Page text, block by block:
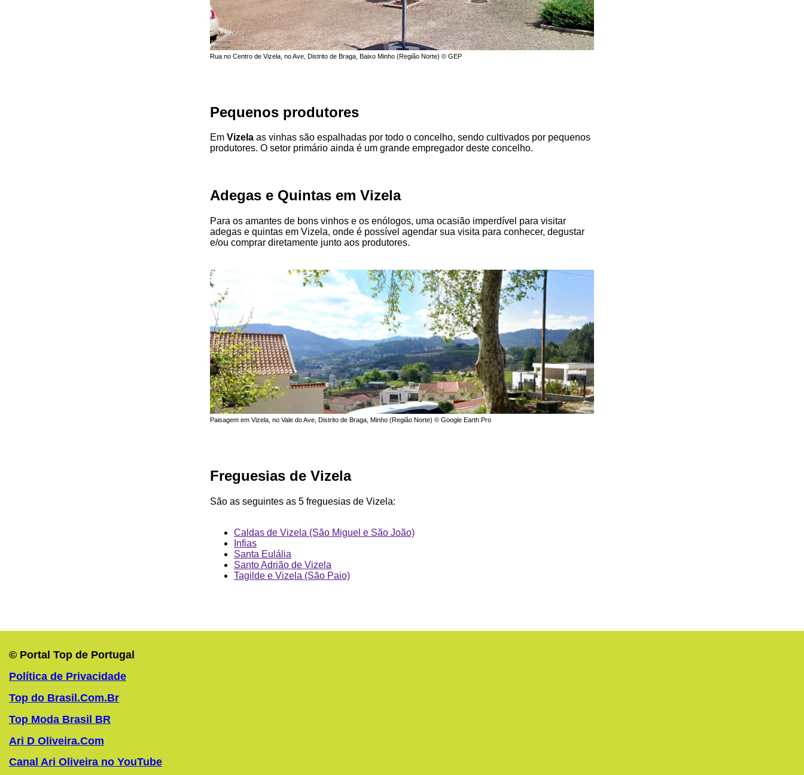
Rua no Centro de Vizela, no Ave, Distrito de Braga, Baixo Minho (Região Norte) © GEP
Pequenos produtores
Em Vizela as vinhas são espalhadas por todo o concelho, sendo cultivados por pequenos
produtores. O setor primário ainda é um grande empregador deste concelho.
Adegas e Quintas em Vizela
Para os amantes de bons vinhos e os enólogos, uma ocasião imperdível para visitar
adegas e quintas em Vizela, onde é possível agendar sua visita para conhecer, degustar
e/ou comprar diretamente junto aos produtores.
Paisagem em Vizela, no Vale do Ave, Distrito de Braga, Minho (Região Norte) © Google Earth Pro
Freguesias de Vizela
São as seguintes as 5 freguesias de Vizela:
Caldas de Vizela (São Miguel e São João)
Infias
Santa Eulália
Santo Adrião de Vizela
Tagilde e Vizela (São Paio)
© Portal Top de Portugal
Política de Privacidade
Top do Brasil.Com.Br
Top Moda Brasil BR
Ari D Oliveira.Com
Canal Ari Oliveira no YouTube